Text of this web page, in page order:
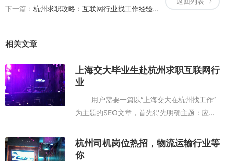
下一篇： 杭州求职攻略：互联网行业找工作经验分享
相关文章
上海交大毕业生赴杭州求职互联网行
业
用户需要一篇以“上海交大在杭州找工作”
为主题的SEO文章，首先得先明确主题：应该
是针对上海交大毕业生/校友在杭州求职的痛
点，比如求职渠道、适配岗位、本地...
杭州司机岗位热招，物流运输行业等
你